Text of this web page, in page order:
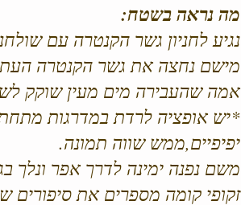
מה נראה בשטח:
נגיע לחניון גשר הקנטרה עם
מישם נחצה את גשר הקנטרה
אמה שהעבירה מים מעין שוקק
*יש אופציה לרדת במדרגות
יפיפיים,ממש שווה תמונה.
משם נפנה ימינה לדרך אפר ונלך
זקופי קומה מספרים את סיפורים